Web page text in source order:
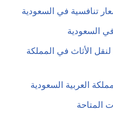
تنافسية في السعودية
السعودية
الأثاث في المملكة
العربية السعودية
المتاحة